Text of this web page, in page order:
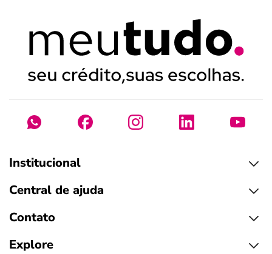
Institucional
Central de ajuda
Contato
Explore